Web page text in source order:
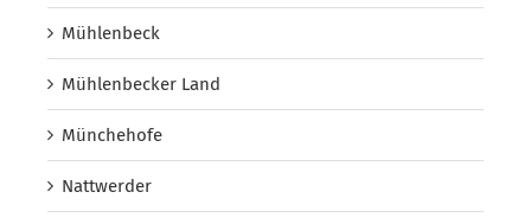
Mühlenbeck
Mühlenbecker Land
Münchehofe
Nattwerder